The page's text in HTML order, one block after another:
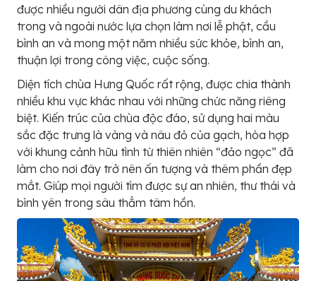
được nhiều người dân địa phương cùng du khách
trong và ngoài nước lựa chọn làm nơi lễ phật, cầu
bình an và mong một năm nhiều sức khỏe, bình an,
thuận lợi trong công việc, cuộc sống.
Diện tích chùa Hưng Quốc rất rộng, được chia thành
nhiều khu vực khác nhau với những chức năng riêng
biệt. Kiến trúc của chùa độc đáo, sử dụng hai màu
sắc đặc trưng là vàng và nâu đỏ của gạch, hòa hợp
với khung cảnh hữu tình từ thiên nhiên “đảo ngọc” đã
làm cho nơi đây trở nên ấn tượng và thêm phần đẹp
mắt. Giúp mọi người tìm được sự an nhiên, thư thái và
bình yên trong sâu thẳm tâm hồn.